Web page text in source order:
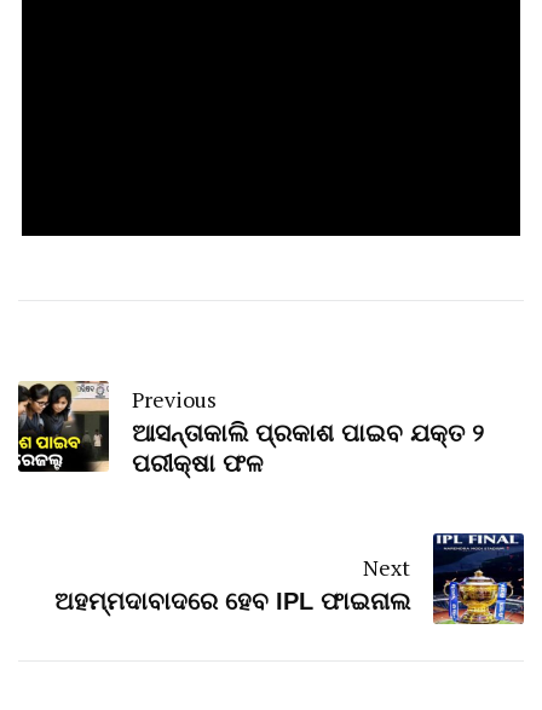
Previous
ଆସନ୍ତାକାଲି ପ୍ରକାଶ ପାଇବ ଯକ୍ତ ୨
ପରୀକ୍ଷା ଫଳ
Next
ଅହମ୍ମଦାବାଦରେ ହେବ IPL ଫାଇନାଲ